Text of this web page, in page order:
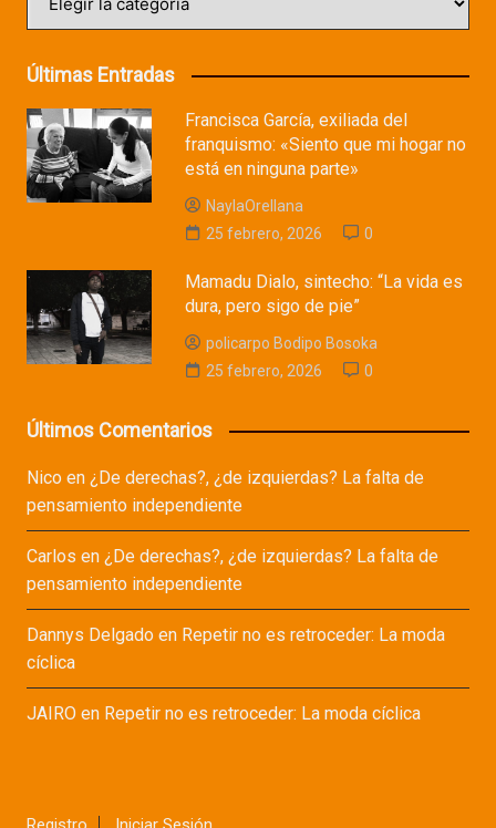
Últimas Entradas
Francisca García, exiliada del
franquismo: «Siento que mi hogar no
está en ninguna parte»
NaylaOrellana
25 febrero, 2026
0
Mamadu Dialo, sintecho: “La vida es
dura, pero sigo de pie”
policarpo Bodipo Bosoka
25 febrero, 2026
0
Últimos Comentarios
Nicoen ¿De derechas?, ¿de izquierdas? La falta de
pensamiento independiente
Carlos en ¿De derechas?, ¿de izquierdas? La falta de
pensamiento independiente
Dannys Delgadoen Repetir no es retroceder: La moda
cíclica
JAIROen Repetir no es retroceder: La moda cíclica